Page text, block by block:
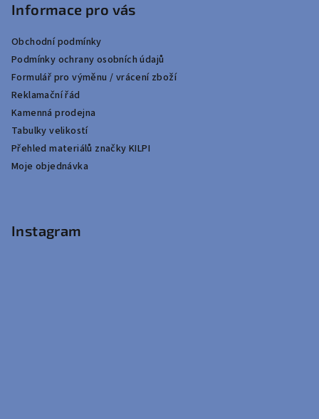
Informace pro vás
Obchodní podmínky
Podmínky ochrany osobních údajů
Formulář pro výměnu / vrácení zboží
Reklamační řád
Kamenná prodejna
Tabulky velikostí
Přehled materiálů značky KILPI
Moje objednávka
Instagram